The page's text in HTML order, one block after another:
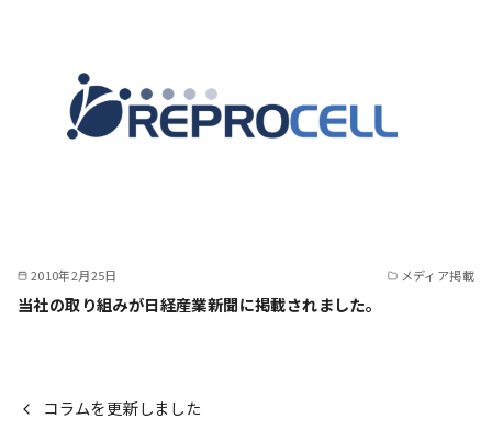
2010年2月25日 メディア掲載
当社の取り組みが日経産業新聞に掲載されました。
コラムを更新しました